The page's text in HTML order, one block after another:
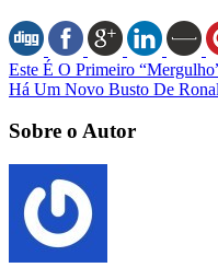
Este É O Primeiro
Há Um Novo Busto De
Sobre o Autor